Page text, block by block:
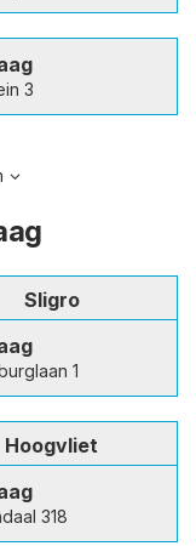
3
Sligro
1
Hoogvliet
318